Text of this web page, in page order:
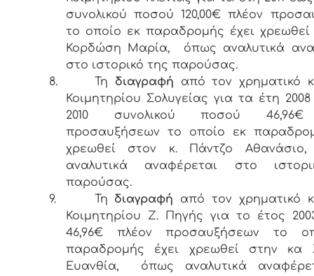
συνολικού ποσού 120,00€ πλέον
το οποίο εκ παραδρομής έχει
Κορδώση Μαρία, όπως αναλυτικά
στο ιστορικό της παρούσας.
8.
Τη διαγραφή από τον χρηματικό
Κοιμητηρίου Σολυγείας για τα έτη
2010 συνολικού ποσού 46,96€
προσαυξήσεων το οποίο εκ
χρεωθεί στον κ. Πάντζο
αναλυτικά αναφέρεται στο
παρούσας.
9.
Τη διαγραφή από τον χρηματικό
Κοιμητηρίου Ζ. Πηγής για το έτος
46,96€ πλέον προσαυξήσεων το
παραδρομής έχει χρεωθεί στην κα
Ευανθία, όπως αναλυτικά